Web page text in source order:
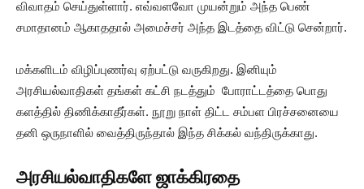
விவாதம் செய்துள்ளார். எவ்வளவோ முயன்றும் அந்த பெண்
சமாதானம் ஆகாததால் அமைச்சர் அந்த இடத்தை விட்டு சென்றார்.
மக்களிடம் விழிப்புணர்வு ஏற்பட்டு வருகிறது. இனியும்
அரசியல்வாதிகள் தங்கள் கட்சி நடத்தும் போராட்டத்தை பொது
களத்தில் திணிக்காதீர்கள். நூறு நாள் திட்ட சம்பள பிரச்சனையை
தனி ஒருநாளில் வைத்திருந்தால் இந்த சிக்கல் வந்திருக்காது.
அரசியல்வாதிகளே ஜாக்கிரதை